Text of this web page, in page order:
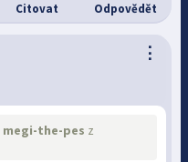
Citovat Odpovědět
⋮
megi-the-pes z